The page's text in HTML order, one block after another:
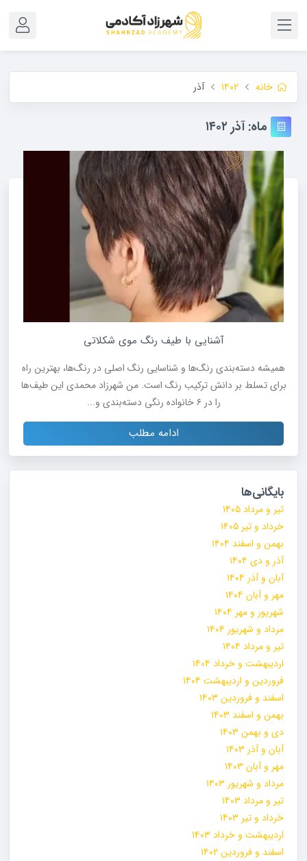
خانه ۱۴۰۲ آذر
ماه:آذر ۱۴۰۲
آشنایی با طیف رنگ‌ موی شکلاتی
همیشه دسته‌بندی رنگ‌ها و شناسایی رنگ اصلی در رنگ‌ها، بهترین راه
برای تسلط بر دانش ترکیب رنگ است. من شهرزاد محمدی این طیف‌ها
را در ۶ خانواده رنگی دسته‌بندی و...
ادامه مطلب
بایگانی‌ها
تیر و مرداد ۱۴۰۵
خرداد و تیر ۱۴۰۵
بهمن و اسفند ۱۴۰۴
آذر و دی ۱۴۰۴
آبان و آذر ۱۴۰۴
مهر و آبان ۱۴۰۴
شهریور و مهر ۱۴۰۴
مرداد و شهریور ۱۴۰۴
تیر و مرداد ۱۴۰۴
اردیبهشت و خرداد ۱۴۰۴
فروردین و اردیبهشت ۱۴۰۴
اسفند و فروردین ۱۴۰۳
بهمن و اسفند ۱۴۰۳
دی و بهمن ۱۴۰۳
آبان و آذر ۱۴۰۳
مهر و آبان ۱۴۰۳
مرداد و شهریور ۱۴۰۳
تیر و مرداد ۱۴۰۳
خرداد و تیر ۱۴۰۳
اردیبهشت و خرداد ۱۴۰۳
اسفند و فروردین ۱۴۰۲